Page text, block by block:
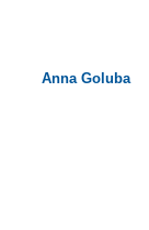
Anna Goluba